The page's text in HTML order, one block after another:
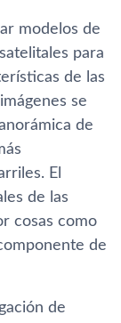
modelos de
para
de las
se
de
El
de las
cosas como
de
de